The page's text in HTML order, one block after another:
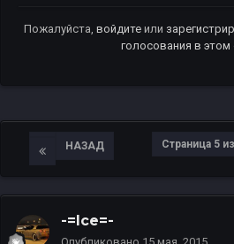
Пожалуйста, войдите или
голосования в этом
НАЗАД Страница 5
-=Ice=-